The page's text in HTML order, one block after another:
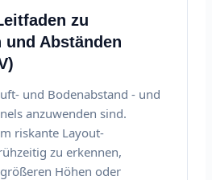
zu
und Abständen
und Bodenabstand - und
anzuwenden sind.
riskante Layout-
zu erkennen,
Höhen oder